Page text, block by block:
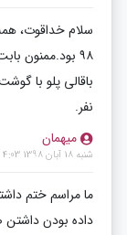
۹۸ بود.ممنون
نفر.
میهمان
شنبه 18 آبان 1398 4:03 AM
ما مراسم ختم
داده بودن